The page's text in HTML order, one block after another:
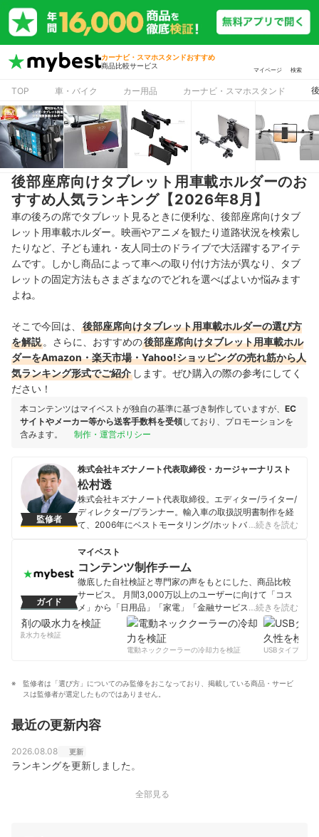
カーナビ・スマホスタンドおすすめ
商品比較サービス
マイページ 検索
TOP 車・バイク カー用品 カーナビ・スマホスタンド
後部座席向けタブレット用車載ホルダーのお
すすめ人気ランキング【2026年8月】
車の後ろの席でタブレット見るときに便利な、後部座席向けタブ
レット用車載ホルダー。映画やアニメを観たり道路状況を検索し
たりなど、子ども連れ・友人同士のドライブで大活躍するアイテ
ムです。しかし商品によって車への取り付け方法が異なり、タブ
レットの固定方法もさまざまなのでどれを選べばよいか悩みます
よね。
そこで今回は、
後部座席向けタブレット用車載ホルダーの選び方
を解説 。さらに、おすすめの後部座席向けタブレット用車載ホル
ダーをAmazon・楽天市場・Yahoo!ショッピングの売れ筋から人
気ランキング形式でご紹介 します。ぜひ購入の際の参考にしてく
ださい！
本コンテンツはマイベストが独自の基準に基づき制作していますが、 EC
サイトやメーカー等から送客手数料を受領しており、プロモーションを
含みます。
制作・運営ポリシー
監修者
株式会社キズナノート代表取締役・カージャーナリスト
松村透
株式会社キズナノート代表取締役。エディター/ライター/
ディレクター/プランナー。輸入車の取扱説明書制作を経
て、2006年にベストモータリング/ホットバージョン公式
トや企画立案・ディレクションが得意分野。またオーナ
ーインタビューをライフワークとし、人選から取材・撮
影・原稿執筆・レタッチ・編集までを一手に担う。現在
の愛車は、1970年式ポルシェ911S（プラレール号）と
2022年式フォルクスワーゲン パサートヴァリアント。
松村透のプロフィール
…続きを読む
ガイド
マイベスト
コンテンツ制作チーム
徹底した自社検証と専門家の声をもとにした、商品比較
サービス。 月間3,000万以上のユーザーに向けて「コス
メ」から「日用品」「家電」「金融サービス」まで、ベ
ストな商品を選んでもらうために、毎日コンテンツを制
コンテンツ制作チームのプロフィール
…続きを読む
の吸水力を検証
電動ネッククーラーの冷却力を検証
USBタイプCケー
監修者は「選び方」についてのみ監修をおこなっており、掲載している商品・サービ
スは監修者が選定したものではありません。
最近の更新内容
2026.08.08 更新
ランキングを更新しました。
全部見る